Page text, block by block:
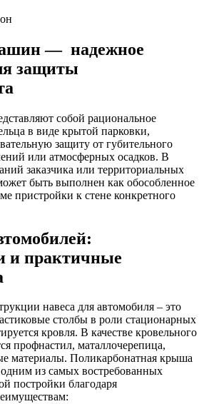
— надежное
защиты
собой рациональное
в виде крытой парковки,
защиту от губительного
или атмосферных осадков. В
заказчика или территориальных
быть выполнен как обособленное
пристройки к стене конкретного
и практичные
навеса для автомобиля – это
столбы в роли стационарных
кровля. В качестве кровельного
профнастил, маталлочерепица,
материалы. Поликарбонатная крыша
одним из самых востребованных
постройки благодаря